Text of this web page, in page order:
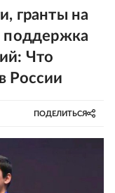
гранты на
поддержка
Что
России
ПОДЕЛИТЬСЯ